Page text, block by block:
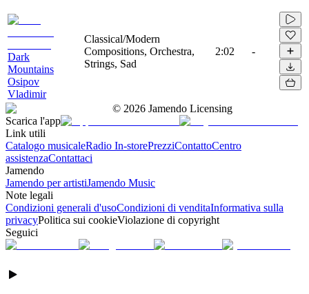
Dark
Mountains
Osipov
Vladimir
Classical/Modern
Compositions, Orchestra,
Strings, Sad
2:02 -
© 2026 Jamendo Licensing
Scarica l'app
Link utili
Catalogo musicaleRadio In-storePrezziContattoCentro
assistenzaContattaci
Jamendo
Jamendo per artistiJamendo Music
Note legali
Condizioni generali d'usoCondizioni di venditaInformativa sulla
privacyPolitica sui cookieViolazione di copyright
Seguici